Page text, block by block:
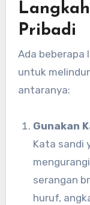
Pribadi
Ada beberapa
untuk
antaranya:
Gunakan
Kata sandi
serangan
huruf,